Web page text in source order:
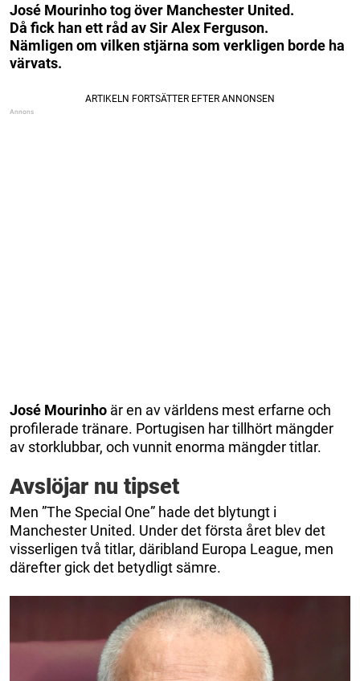
José Mourinho tog över Manchester United.
Då fick han ett råd av Sir Alex Ferguson.
Nämligen om vilken stjärna som verkligen borde ha
värvats.
José Mourinho är en av världens mest erfarne och
profilerade tränare. Portugisen har tillhört mängder
av storklubbar, och vunnit enorma mängder titlar.
Avslöjar nu tipset
Men ”The Special One” hade det blytungt i
Manchester United. Under det första året blev det
visserligen två titlar, däribland Europa League, men
därefter gick det betydligt sämre.